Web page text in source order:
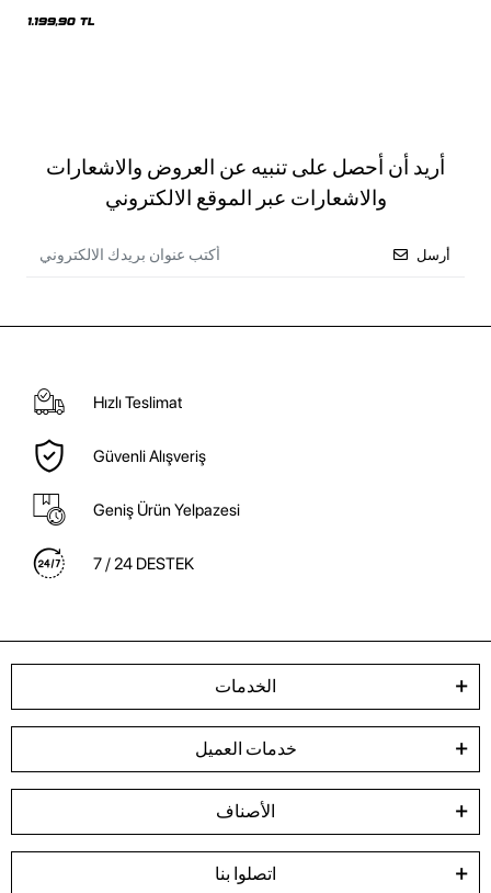
1.199,90 TL
أريد أن أحصل على تنبيه عن العروض والاشعارات
والاشعارات عبر الموقع الالكتروني
أرسل
Hızlı Teslimat
Güvenli Alışveriş
Geniş Ürün Yelpazesi
7 / 24 DESTEK
الخدمات
خدمات العميل
الأصناف
اتصلوا بنا